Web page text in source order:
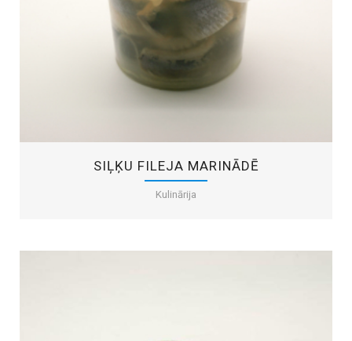
SIĻĶU FILEJA MARINĀDĒ
Kulinārija